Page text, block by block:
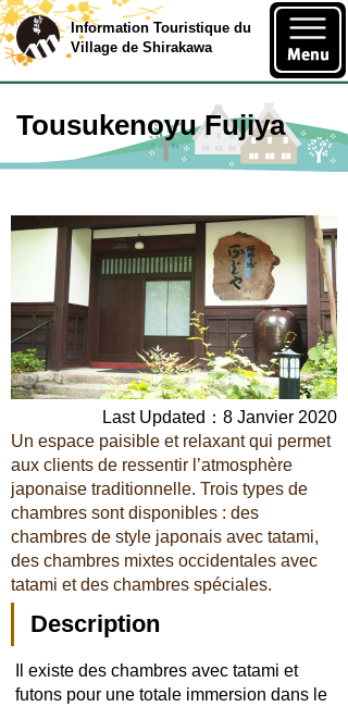
Information Touristique du
Village de Shirakawa
Tousukenoyu Fujiya
Last Updated：8 Janvier 2020
Un espace paisible et relaxant qui permet
aux clients de ressentir l’atmosphère
japonaise traditionnelle. Trois types de
chambres sont disponibles : des
chambres de style japonais avec tatami,
des chambres mixtes occidentales avec
tatami et des chambres spéciales.
Description
Il existe des chambres avec tatami et
futons pour une totale immersion dans le